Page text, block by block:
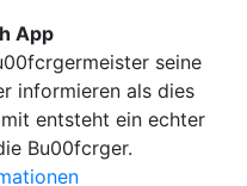
App
seine
informieren als dies
entsteht ein echter
Bu00fcrger.